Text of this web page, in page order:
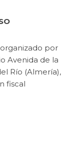
por
Avenida de la
Río (Almería),
fiscal